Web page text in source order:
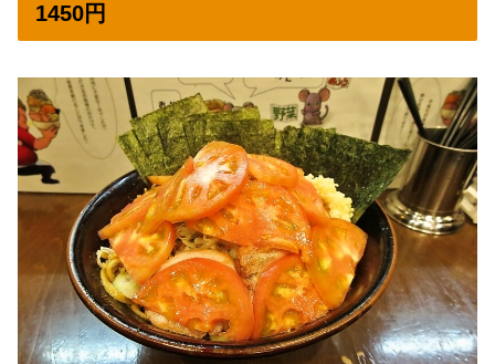
1450円